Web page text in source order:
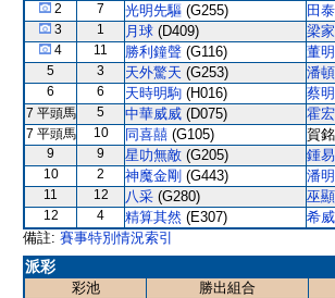
2 7 光明先驅 (G255) 田
3 1 月球 (D409) 梁
4 11 勝利鐘聲 (G116) 董
5 3 天外驚天 (G253) 潘頓
6 6 天時明駒 (H016) 蔡
7 平頭馬 5 中華威威 (D075) 霍
7 平頭馬 10 同喜囍 (G105) 賀
9 9 星叻無敵 (G205) 鍾
10 2 神魔金剛 (G443) 潘
11 12 八采 (G280) 巫
12 4 精算其然 (E307) 希
備註: 賽事特別情況索引
派彩
彩池 勝出組合